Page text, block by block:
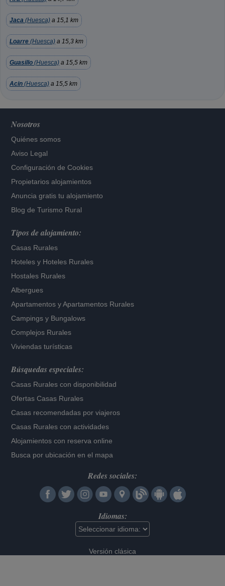
Jaca (Huesca) a 15,1 km
Loarre (Huesca) a 15,3 km
Guasillo (Huesca) a 15,5 km
Acin (Huesca) a 15,5 km
Nosotros
Quiénes somos
Aviso Legal
Configuración de Cookies
Propietarios alojamientos
Anuncia gratis tu alojamiento
Blog de Turismo Rural
Tipos de alojamiento:
Casas Rurales
Hoteles y Hoteles Rurales
Hostales Rurales
Albergues
Apartamentos yApartamentos Rurales
Campings y Bungalows
Complejos Rurales
Viviendas turísticas
Búsquedas especiales:
Casas Rurales con disponibilidad
Ofertas Casas Rurales
Casas recomendadas por viajeros
Casas Rurales con actividades
Alojamientos con reserva online
Busca por ubicación en el mapa
Redes sociales:
Idiomas:
Versión clásica